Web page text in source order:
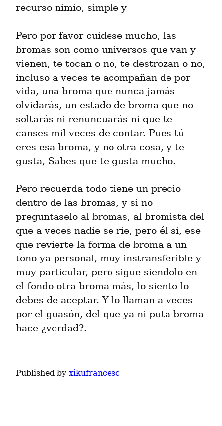
recurso nimio, simple y
Pero por favor cuidese mucho, las
bromas son como universos que van y
vienen, te tocan o no, te destrozan o no,
incluso a veces te acompañan de por
vida, una broma que nunca jamás
olvidarás, un estado de broma que no
soltarás ni renuncuarás ni que te
canses mil veces de contar. Pues tú
eres esa broma, y no otra cosa, y te
gusta, Sabes que te gusta mucho.
Pero recuerda todo tiene un precio
dentro de las bromas, y si no
preguntaselo al bromas, al bromista del
que a veces nadie se rie, pero él si, ese
que revierte la forma de broma a un
tono ya personal, muy instransferible y
muy particular, pero sigue siendolo en
el fondo otra broma más, lo siento lo
debes de aceptar. Y lo llaman a veces
por el guasón, del que ya ni puta broma
hace ¿verdad?.
Published by xikufrancesc